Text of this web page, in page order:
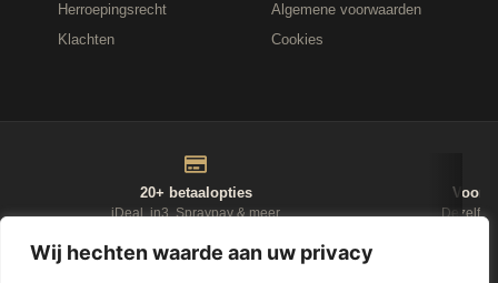
Wij hechten waarde aan uw privacy
Herroepingsrecht
Klachten
Algemene voorwaarden
Cookies
20+ betaalopties
iDeal, in3, Spraypay & meer
Voor